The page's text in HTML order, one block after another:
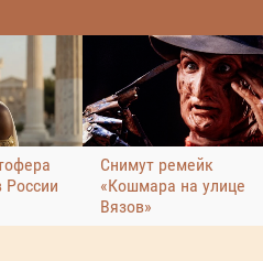
Снимут ремейк
«Кошмара на улице
Вязов»